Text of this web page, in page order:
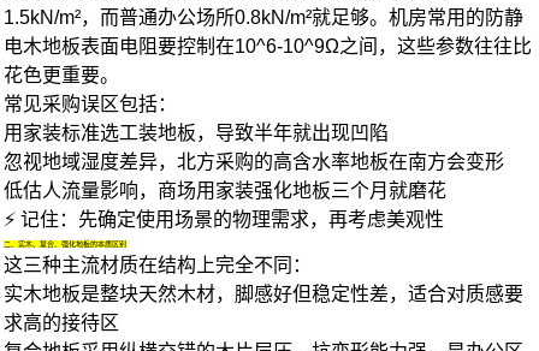
1.5kN/m²，而普通办公场所0.8kN/m²就足够。机房常用的 防静
电木地板表面电阻要控制在10^6-10^9Ω之间，这些参数往往比
花色更重要。
常见采购误区包括：
用家装标准选工装地板，导致半年就出现凹陷
忽视地域湿度差异，北方采购的高含水率地板在南方会变形
低估人流量影响，商场用家装强化地板三个月就磨花
⚡ 记住：先确定使用场景的物理需求，再考虑美观性
二、实木、复合、强化地板的本质区别
这三种主流材质在结构上完全不同：
实木地板是整块天然木材，脚感好但稳定性差，适合对质感要
求高的接待区